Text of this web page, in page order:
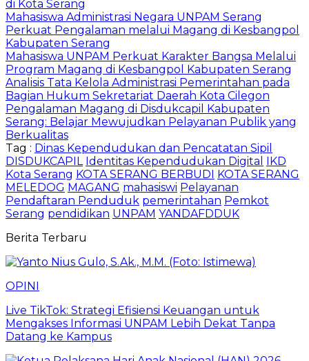
di Kota Serang
Mahasiswa Administrasi Negara UNPAM Serang
Perkuat Pengalaman melalui Magang di Kesbangpol
Kabupaten Serang
Mahasiswa UNPAM Perkuat Karakter Bangsa Melalui
Program Magang di Kesbangpol Kabupaten Serang
Analisis Tata Kelola Administrasi Pemerintahan pada
Bagian Hukum Sekretariat Daerah Kota Cilegon
Pengalaman Magang di Disdukcapil Kabupaten
Serang: Belajar Mewujudkan Pelayanan Publik yang
Berkualitas
Tag : Dinas Kependudukan dan Pencatatan Sipil
DISDUKCAPIL Identitas Kependudukan Digital IKD
Kota Serang KOTA SERANG BERBUDI KOTA SERANG
MELEDOG MAGANG mahasiswi Pelayanan
Pendaftaran Penduduk pemerintahan Pemkot
Serang pendidikan UNPAM YANDAFDDUK
Berita Terbaru
OPINI
Live TikTok: Strategi Efisiensi Keuangan untuk
Mengakses Informasi UNPAM Lebih Dekat Tanpa
Datang ke Kampus